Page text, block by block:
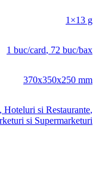
1×13 g
1 buc/card, 72 buc/bax
370x350x250 mm
, Hoteluri si Restaurante,
si Supermarketuri